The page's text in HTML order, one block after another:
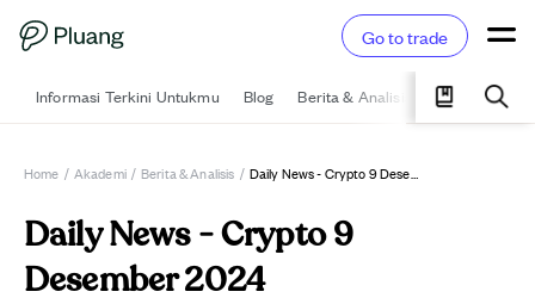
Go to trade
Informasi Terkini Untukmu Blog Berita & Analisis Pelajari
Home / Akademi / Berita & Analisis / Daily News - Crypto 9 Desember 2024
Daily News - Crypto 9
Desember 2024